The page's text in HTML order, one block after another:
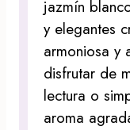
jazmín
y elegantes
armoniosa y
disfrutar de
lectura o
aroma